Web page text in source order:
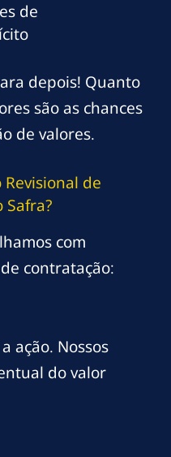
de
depois! Quanto
são as chances
de valores.
de
Safra?
com
contratação:
ação. Nossos
do valor